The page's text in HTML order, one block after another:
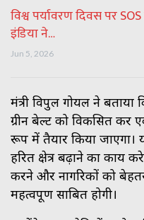
विश्व पर्यावरण दिवस पर
इंडिया ने…
Jun 5, 2026
मंत्री विपुल गोयल ने
ग्रीन बेल्ट को विकसित कर
रूप में तैयार किया
हरित क्षेत्र बढ़ाने का कार्य
करने और नागरिकों को
महत्वपूर्ण साबित होगी।